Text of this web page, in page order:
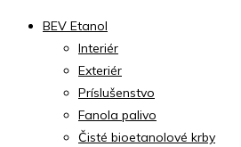
BEV Etanol
Interiér
Exteriér
Príslušenstvo
Fanola palivo
Čisté bioetanolové krby